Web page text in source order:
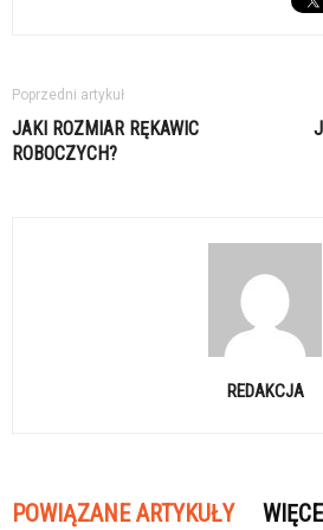
Poprzedni artykuł
JAKI ROZMIAR RĘKAWIC
ROBOCZYCH?
REDAKCJA
POWIĄZANE ARTYKUŁY